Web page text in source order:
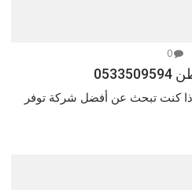
0
كنت تبحث عن أفضل شركة توفر